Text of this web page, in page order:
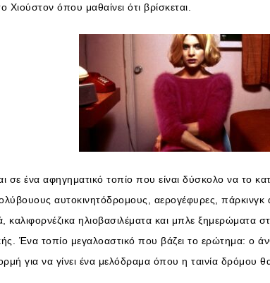
Χιούστον όπου μαθαίνει ότι βρίσκεται.
σε ένα αφηγηματικό τοπίο που είναι δύσκολο να το
αυτοκινητόδρομους, αερογέφυρες, πάρκινγκ
ηλιοβασιλέματα και μπλε ξημερώματα
Ένα τοπίο μεγαλοαστικό που βάζει το ερώτημα: ο
για να γίνει ένα μελόδραμα όπου η ταινία δρόμου